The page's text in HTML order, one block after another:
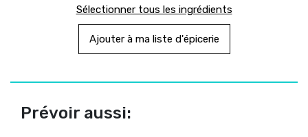
Sélectionner tous les ingrédients
Ajouter à ma liste d'épicerie
Prévoir aussi: